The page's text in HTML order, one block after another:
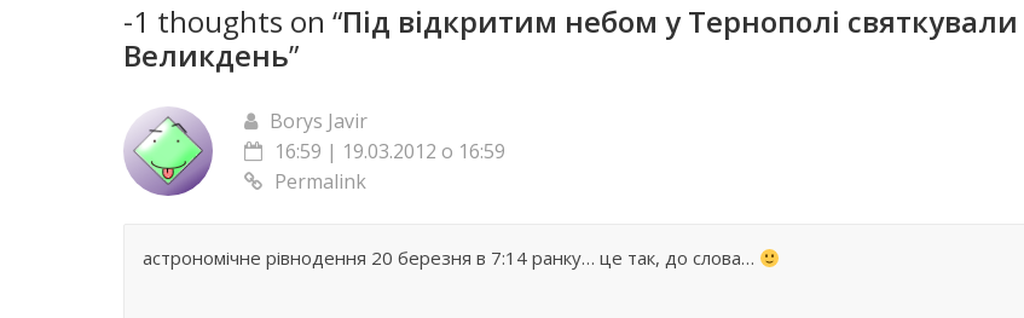
-1 thoughts on “Під відкритим небом у Тернополі святкували
Великдень”
Borys Javir
16:59 | 19.03.2012 о 16:59
Permalink
астрономічне рівнодення 20 березня в 7:14 ранку… це так, до слова…